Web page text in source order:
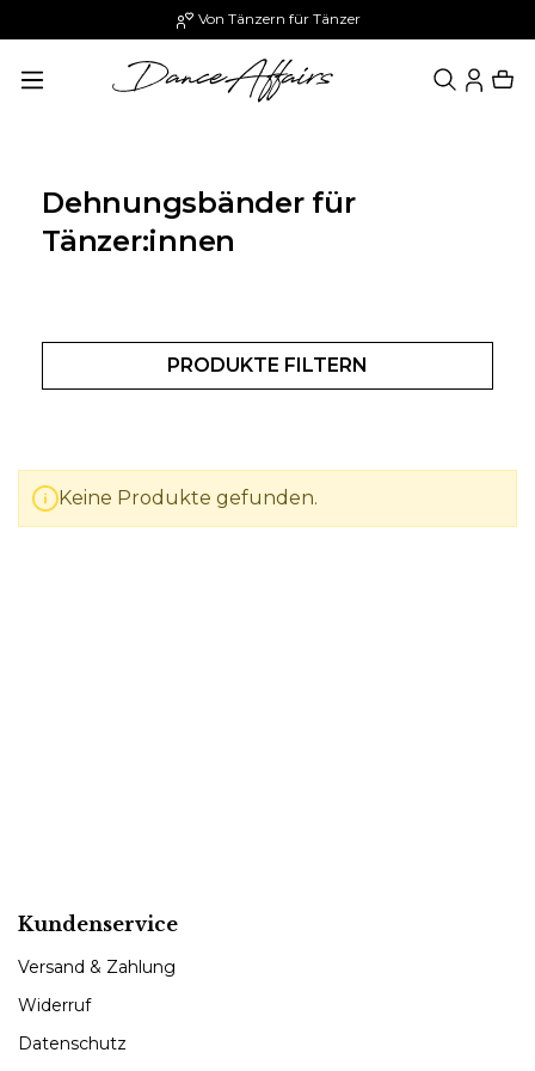
Von Tänzern für Tänzer
Dehnungsbänder für
Tänzer:innen
PRODUKTE FILTERN
Keine Produkte gefunden.
Kundenservice
Versand & Zahlung
Widerruf
Datenschutz